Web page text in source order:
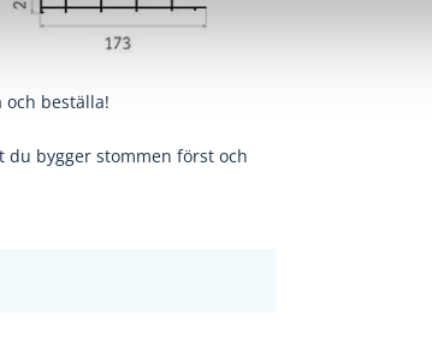
beställa!
bygger stommen först och